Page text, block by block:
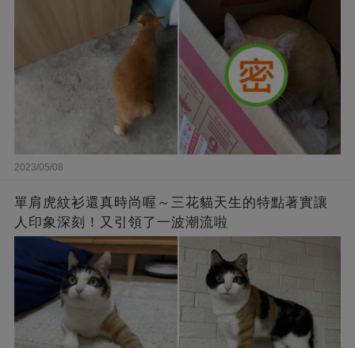
2023/05/08
單肩虎紋衫還真時尚喔～三花貓天生的特點著實讓
人印象深刻！又引領了一波潮流啦